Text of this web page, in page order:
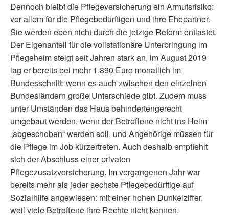
Dennoch bleibt die Pflegeversicherung ein Armutsrisiko:
vor allem für die Pflegebedürftigen und ihre Ehepartner.
Sie werden eben nicht durch die jetzige Reform entlastet.
Der Eigenanteil für die vollstationäre Unterbringung im
Pflegeheim steigt seit Jahren stark an, im August 2019
lag er bereits bei mehr 1.890 Euro monatlich im
Bundesschnitt: wenn es auch zwischen den einzelnen
Bundesländern große Unterschiede gibt. Zudem muss
unter Umständen das Haus behindertengerecht
umgebaut werden, wenn der Betroffene nicht ins Heim
„abgeschoben“ werden soll, und Angehörige müssen für
die Pflege im Job kürzertreten. Auch deshalb empfiehlt
sich der Abschluss einer privaten
Pflegezusatzversicherung. Im vergangenen Jahr war
bereits mehr als jeder sechste Pflegebedürftige auf
Sozialhilfe angewiesen: mit einer hohen Dunkelziffer,
weil viele Betroffene ihre Rechte nicht kennen.